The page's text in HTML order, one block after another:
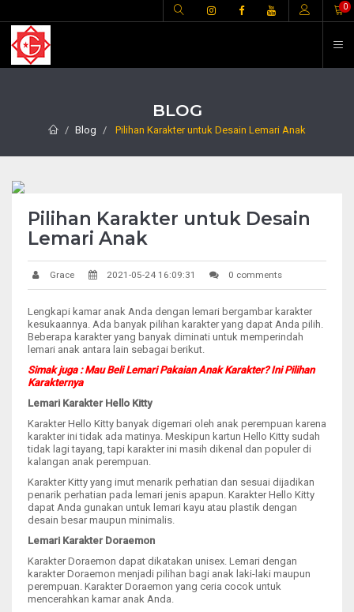
0
BLOG
Blog Pilihan Karakter untuk Desain Lemari Anak
Pilihan Karakter untuk Desain
Lemari Anak
Grace 2021-05-24 16:09:31 0 comments
Lengkapi kamar anak Anda dengan lemari bergambar karakter
kesukaannya. Ada banyak pilihan karakter yang dapat Anda pilih.
Beberapa karakter yang banyak diminati untuk memperindah
lemari anak antara lain sebagai berikut.
Simak juga : Mau Beli Lemari Pakaian Anak Karakter? Ini Pilihan
Karakternya
Lemari Karakter Hello Kitty
Karakter Hello Kitty banyak digemari oleh anak perempuan karena
karakter ini tidak ada matinya. Meskipun kartun Hello Kitty sudah
tidak lagi tayang, tapi karakter ini masih dikenal dan populer di
kalangan anak perempuan.
Karakter Kitty yang imut menarik perhatian dan sesuai dijadikan
penarik perhatian pada lemari jenis apapun. Karakter Hello Kitty
dapat Anda gunakan untuk lemari kayu atau plastik dengan
desain besar maupun minimalis.
Lemari Karakter Doraemon
Karakter Doraemon dapat dikatakan unisex. Lemari dengan
karakter Doraemon menjadi pilihan bagi anak laki-laki maupun
perempuan. Karakter Doraemon yang ceria cocok untuk
mencerahkan kamar anak Anda.